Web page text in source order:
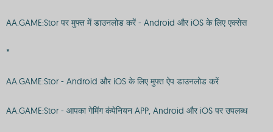
AA.GAME:Stor पर मुफ्त में डाउनलोड करें - Android और iOS के लिए एक्सेस
*
AA.GAME:Stor - Android और iOS के लिए मुफ्त ऐप डाउनलोड करें
AA.GAME:Stor - आपका गेमिंग कंपेनियन APP, Android और iOS पर उपलब्ध